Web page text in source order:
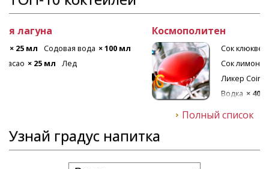
Рецепт коктейля Лонг Айленд
Текила × 20 мл Ром белый × 20 мл
Ликер апельсиновый × 20 мл
Лед
Джин × 20 мл Водка × 20 мл
Полный список
Узнай градус напитка